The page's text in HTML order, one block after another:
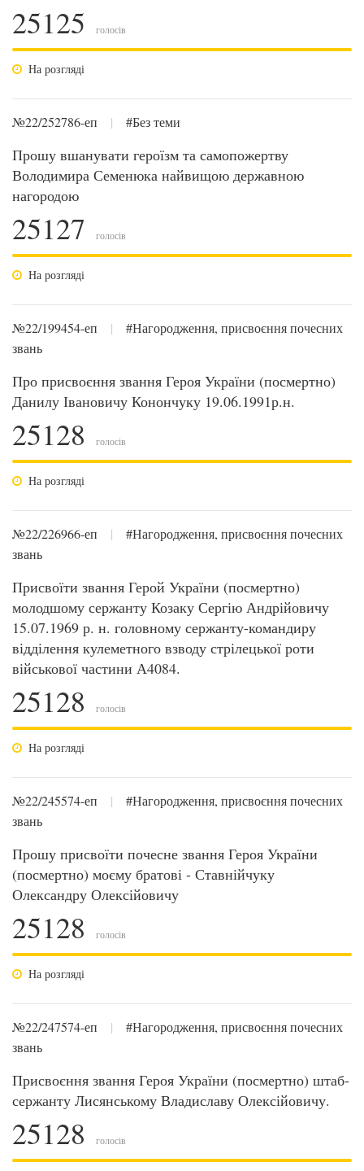
25125 голосів
На розгляді
№22/252786-еп | #Без теми
Прошу вшанувати героїзм та самопожертву
Володимира Семенюка найвищою державною
нагородою
25127 голосів
На розгляді
№22/199454-еп |
#Нагородження, присвоєння почесних
звань
Про присвоєння звання Героя України (посмертно)
Данилу Івановичу Конончуку 19.06.1991р.н.
25128 голосів
На розгляді
№22/226966-еп |
#Нагородження, присвоєння почесних
звань
Присвоїти звання Герой України (посмертно)
молодшому сержанту Козаку Сергію Андрійовичу
15.07.1969 р. н. головному сержанту-командиру
відділення кулеметного взводу стрілецької роти
військової частини А4084.
25128 голосів
На розгляді
№22/245574-еп |
#Нагородження, присвоєння почесних
звань
Прошу присвоїти почесне звання Героя України
(посмертно) моєму братові - Ставнійчуку
Олександру Олексійовичу
25128 голосів
На розгляді
№22/247574-еп |
#Нагородження, присвоєння почесних
звань
Присвоєння звання Героя України (посмертно) штаб-
сержанту Лисянському Владиславу Олексійовичу.
25128 голосів